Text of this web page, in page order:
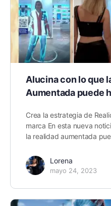
Alucina con lo que
Aumentada puede
Crea la estrategia de
marca En esta nueva
la realidad aumentada
Lorena
mayo 24, 2023